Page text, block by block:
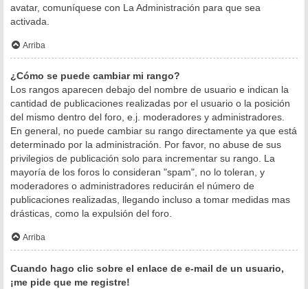
avatar, comuníquese con La Administración para que sea
activada.
Arriba
¿Cómo se puede cambiar mi rango?
Los rangos aparecen debajo del nombre de usuario e indican la
cantidad de publicaciones realizadas por el usuario o la posición
del mismo dentro del foro, e.j. moderadores y administradores.
En general, no puede cambiar su rango directamente ya que está
determinado por la administración. Por favor, no abuse de sus
privilegios de publicación solo para incrementar su rango. La
mayoría de los foros lo consideran "spam", no lo toleran, y
moderadores o administradores reducirán el número de
publicaciones realizadas, llegando incluso a tomar medidas mas
drásticas, como la expulsión del foro.
Arriba
Cuando hago clic sobre el enlace de e-mail de un usuario,
¡me pide que me registre!